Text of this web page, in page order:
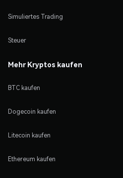
Simuliertes Trading
Steuer
Mehr Kryptos kaufen
BTC kaufen
Dogecoin kaufen
Litecoin kaufen
Ethereum kaufen